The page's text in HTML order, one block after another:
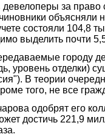
за
состояли 104,8
выделить почти
городу
уровень отделки)
В теории
того, не все
одобрят его
достичь 221,9